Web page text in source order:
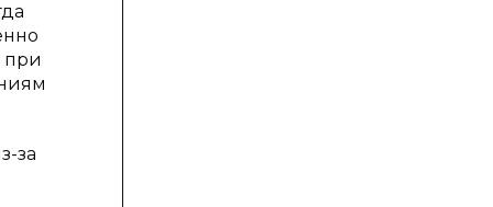
при
за